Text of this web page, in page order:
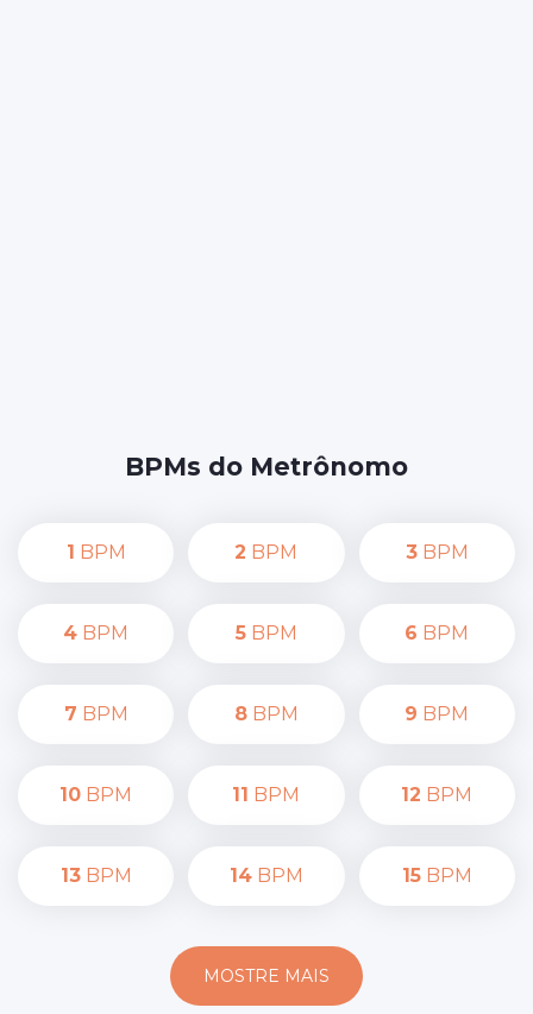
BPMs do Metrônomo
1 BPM 2 BPM 3BPM
4 BPM 5BPM 6 BPM
7 BPM 8BPM 9 BPM
10 BPM 11 BPM 12 BPM
13BPM 14BPM 15BPM
MOSTRE MAIS